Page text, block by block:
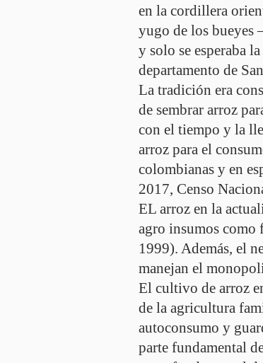
en la cordillera
yugo de los bueyes
y solo se esperaba
departamento de
La tradición era
de sembrar arroz
con el tiempo y la
arroz para el
colombianas y en
2017, Censo
EL arroz en la
agro insumos
1999). Además, el
manejan el
El cultivo de arroz
de la agricultura
autoconsumo y
parte fundamental